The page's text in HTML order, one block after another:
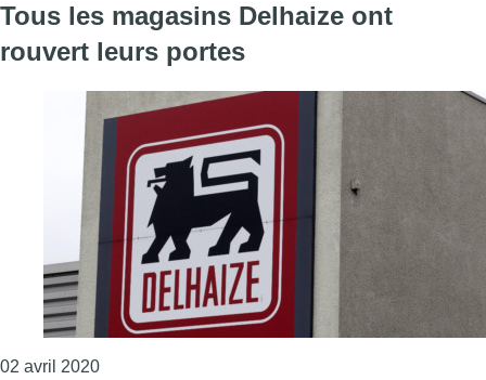
Tous les magasins Delhaize ont
rouvert leurs portes
02 avril 2020Consulter l'article "Tous les magasins Delhaize